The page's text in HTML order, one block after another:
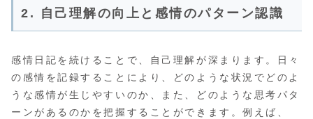
2. 自己理解の向上と感情のパターン認識
感情日記を続けることで、自己理解が深まります。日々
の感情を記録することにより、どのような状況でどのよ
うな感情が生じやすいのか、また、どのような思考パタ
ーンがあるのかを把握することができます。例えば、